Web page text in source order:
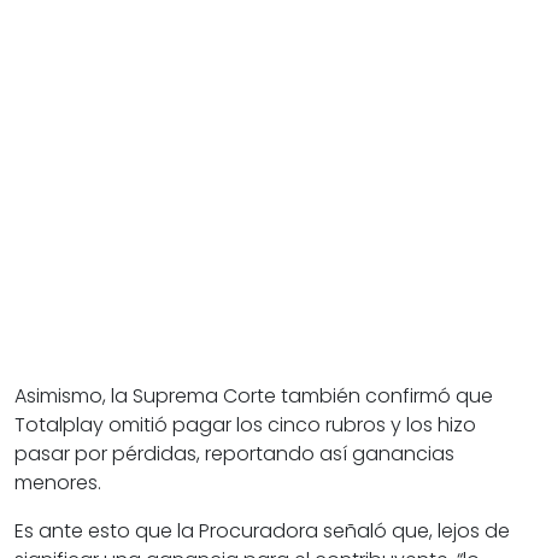
Asimismo, la Suprema Corte también confirmó que
Totalplay omitió pagar los cinco rubros y los hizo
pasar por pérdidas, reportando así ganancias
menores.
Es ante esto que la Procuradora señaló que, lejos de